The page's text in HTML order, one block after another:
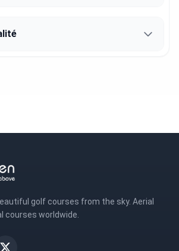
golf courses from the sky. Aerial
courses worldwide.